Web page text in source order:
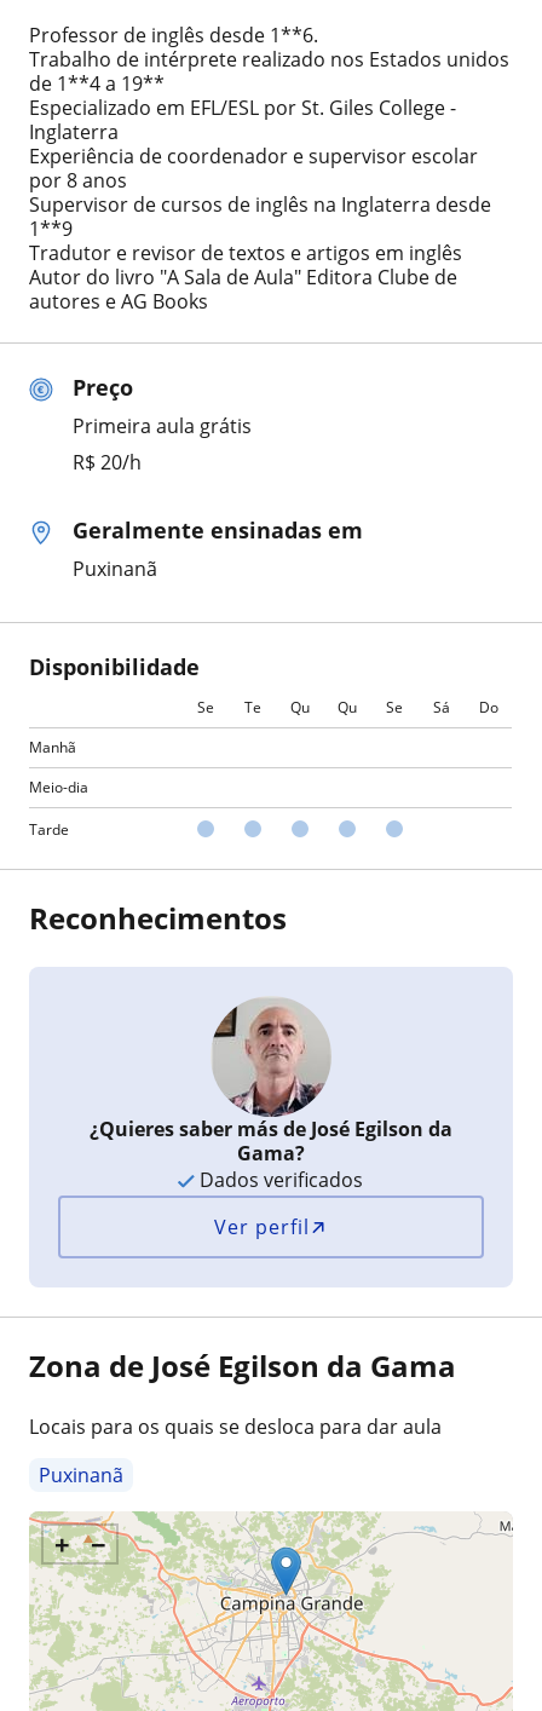
Preço
Primeira aula grátis
R$ 20/h
Geralmente ensinadas em
Puxinanã
Disponibilidade
Se Te Qu Qu Se Sá
Do
Manhã
Meio-dia
Tarde
Professor de inglês desde 1**6.
Trabalho de intérprete realizado nos Estados unidos
de 1**4 a 19**
Especializado em EFL/ESL por St. Giles College -
Inglaterra
Experiência de coordenador e supervisor escolar
por 8 anos
Supervisor de cursos de inglês na Inglaterra desde
1**9
Tradutor e revisor de textos e artigos em inglês
Autor do livro "A Sala de Aula" Editora Clube de
autores e AG Books
Reconhecimentos
¿Quieres saber más de José Egilson da
Gama?
Dados verificados
Ver perfil
Zona de José Egilson da Gama
Locais para os quais se desloca para dar aula
Puxinanã
+ −